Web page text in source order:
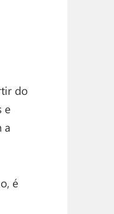
do
e
a
é